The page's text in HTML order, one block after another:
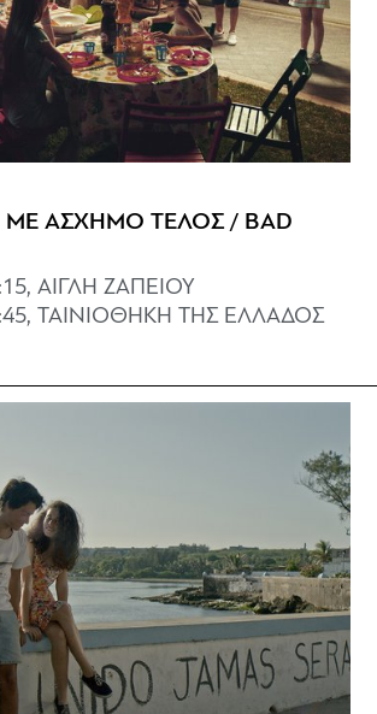
ΑΣΧΗΜΟ ΤΕΛΟΣ / BAD
ΑΙΓΛΗ ΖΑΠΕΙΟΥ
ΤΑΙΝΙΟΘΗΚΗ ΤΗΣ ΕΛΛΑΔΟΣ